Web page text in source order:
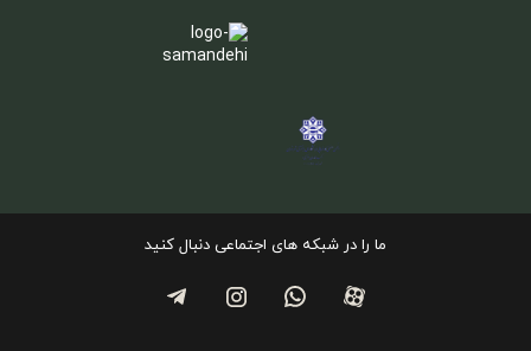
ما را در شبکه های اجتماعی دنبال کنید